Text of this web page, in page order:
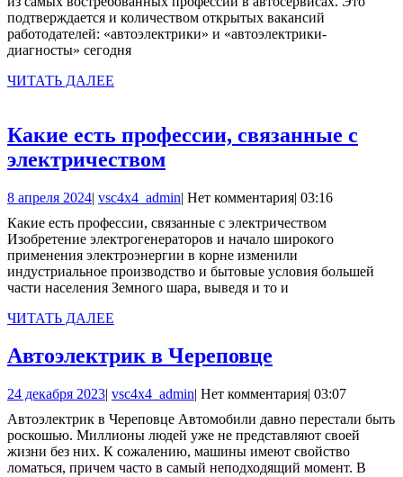
Статьи
подтверждается и количеством открытых вакансий
работодателей: «автоэлектрики» и «автоэлектрики-
диагносты» сегодня
ЧИТАТЬ ДАЛЕЕ
Какие есть профессии, связанные с
электричествомКакие
профессии,
связанные
с
электричеством
8 апреля 20248
2024
| vsc4x4_adminvsc4x4_admin
| Нет комментария| 03:16
Какие есть профессии, связанные с электричеством
Изобретение электрогенераторов и начало широкого
применения электроэнергии в корне изменили
индустриальное производство и бытовые условия большей
части населения Земного шара, выведя и то и
ЧИТАТЬ ДАЛЕЕ
Автоэлектрик в Череповце
Череповце
24 декабря 202324
2023
| vsc4x4_adminvsc4x4_admin
| Нет комментария| 03:07
Автоэлектрик в Череповце Автомобили давно перестали быть
роскошью. Миллионы людей уже не представляют своей
жизни без них. К сожалению, машины имеют свойство
ломаться, причем часто в самый неподходящий момент. В